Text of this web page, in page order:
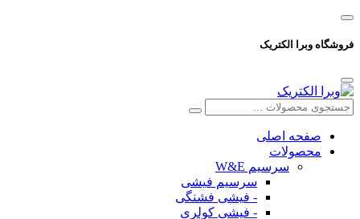
فروشگاه وبرا الکتریک
صفحه اصلی
محصولات
سرسیم W&E
سرسیم فیشی
- فیشی فشنگی
- فیشی کولری